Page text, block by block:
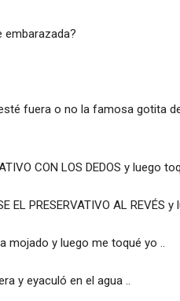
embarazada?
esté fuera o no la famosa gotita
CON LOS DEDOS y luego
EL PRESERVATIVO AL REVÉS
mojado y luego me toqué yo ..
y eyaculó en el agua ..